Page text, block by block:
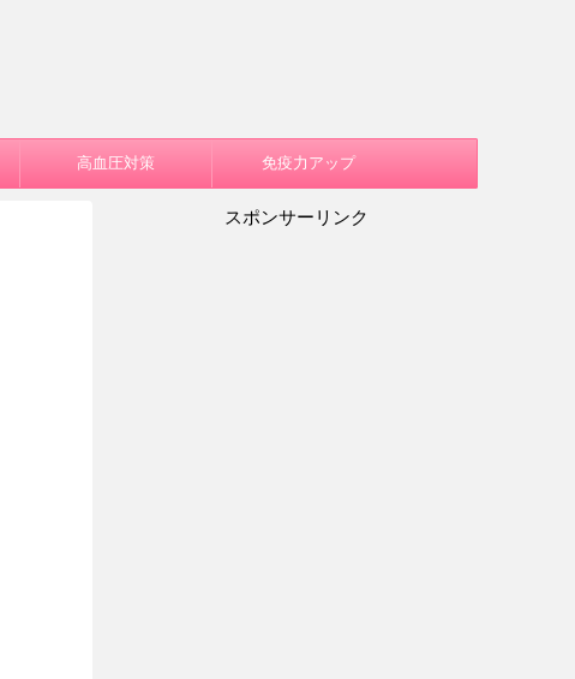
高血圧対策 免疫力アップ
スポンサーリンク